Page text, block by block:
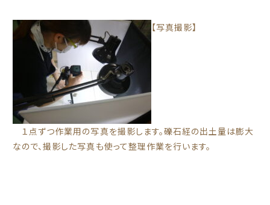
【写真撮影】
１点ずつ作業用の写真を撮影します。礫石経の出土量は膨大
なので、撮影した写真も使って整理作業を行います。